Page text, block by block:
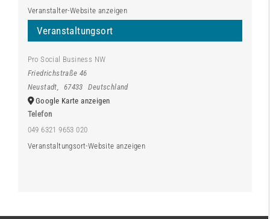
Veranstaltungsort
Pro Social Business NW
Friedrichstraße 46
Neustadt, 67433
Deutschland
Google Karte anzeigen
Telefon
049 6321 9653 020
Veranstaltungsort-Website anzeigen
Veranstalter-Website anzeigen